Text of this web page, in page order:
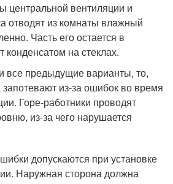
центральной вентиляции и
отводят из комнаты влажный
Часть его остается в
на стеклах.
все предыдущие варианты, то,
запотевают из-за ошибок во время
Горе-работники проводят
из-за чего нарушается
допускаются при установке
Наружная сторона должна